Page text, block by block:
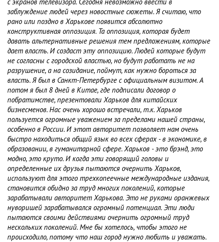
заблуждение людей через новостные сюжеты. Я считаю, что
рано или поздно в Харькове появится абсолютно
конструктивная оппозиция. Та оппозиция, которая будет
давать альтернативные решения тем предложениям, которые
дает власть. И создаст эту оппозицию. Людей которые будут
не согласны с городской властью, но будут работать не на
разрушение, а на созидание, поймут, как нужно бороться за
власть. Я был в Санкт-Петербурге с официальным визитом. А
потом я был 8 дней в Китае, где подписали договор о
побратимстве, презентовали Харьков для китайских
бизнесменов. Нас очень хорошо встречали, т.к. Харьков
пользуется огромные уважением за пределами нашей страны,
особенно в России. И этот авторитет позволяет нам очень
быстро находиться общий язык во всех сферах - в экономике, в
образовании, в гуманитарной сфере. Харьков - это брэнд, это
модно, это круто. И когда эти говорящий головы и
определенные их друзья пытаются очернить Харьков,
используют для этого трехкопеечные международные издания,
становится обидно за труд многих поколений, которые
зарабатывали авторитет Харькова. Это не руками оранжевых
нуворишей зарабатывался огромный потенциал. Эти люди
пытаются своими действиями очернить огромный труд
нескольких поколений. Мне бы хотелось, чтобы этого не
происходило, потому что наш город нужно любить и уважать.